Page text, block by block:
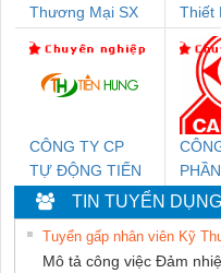
Thương Mại SX
Thiết
Nam
CÔNG TY CP
TỰ ĐỘNG TIẾN
HƯNG
CÁP
TIN TUYỂN DỤNG
Tuyển gấp nhân viên Kỹ
Mô tả công việc Đảm